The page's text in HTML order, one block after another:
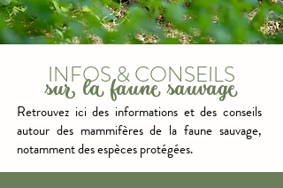
INFOS & CONSEILS
sur la faune sauvage
Retrouvez ici des informations et des conseils
autour des mammifères de la faune sauvage,
notamment des espèces protégées.